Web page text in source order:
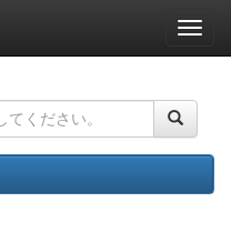
ナ
ビ
ー
ョ
ン